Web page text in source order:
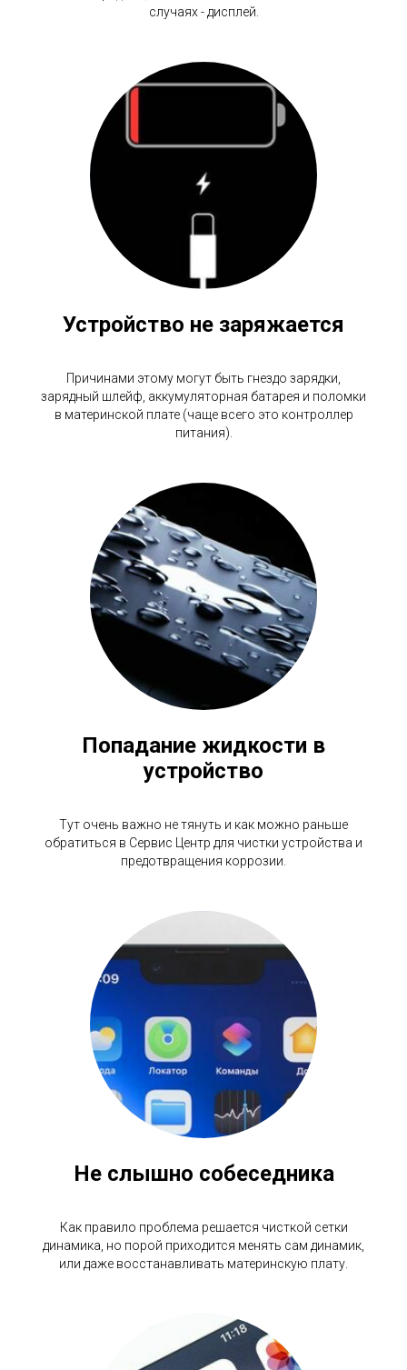
случаях - дисплей.
Устройство не заряжается
Причинами этому могут быть гнездо зарядки,
зарядный шлейф, аккумуляторная батарея и поломки
в материнской плате (чаще всего это контроллер
питания).
Попадание жидкости в
устройство
Тут очень важно не тянуть и как можно раньше
обратиться в Сервис Центр для чистки устройства и
предотвращения коррозии.
Не слышно собеседника
Как правило проблема решается чисткой сетки
динамика, но порой приходится менять сам динамик,
или даже восстанавливать материнскую плату.